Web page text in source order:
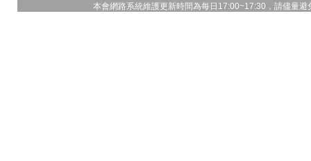
本會網路系統維護更新時間為每日17:00~17:30，請儘量